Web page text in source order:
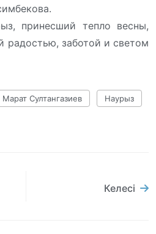
принесший тепло весны,
радостью, заботой и светом
Марат Султангазиев Наурыз
Келесі